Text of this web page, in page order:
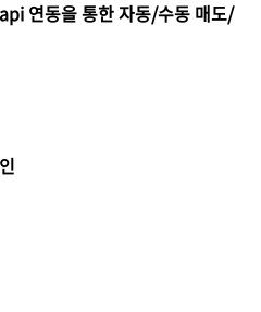
연동을 통한 자동/수동 매도/